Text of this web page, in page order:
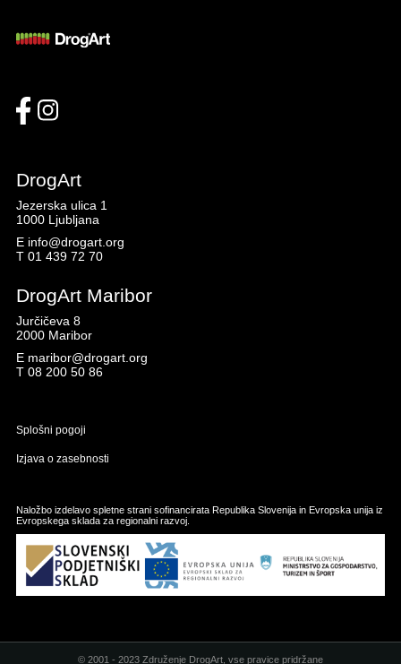
DrogArt
Jezerska ulica 1
1000 Ljubljana
E info@drogart.org
T 01 439 72 70
DrogArt Maribor
Jurčičeva 8
2000 Maribor
E maribor@drogart.org
T 08 200 50 86
Splošni pogoji
Izjava o zasebnosti
Naložbo izdelavo spletne strani sofinancirata Republika Slovenija in Evropska unija iz
Evropskega sklada za regionalni razvoj.
© 2001 - 2023 Združenje DrogArt, vse pravice pridržane